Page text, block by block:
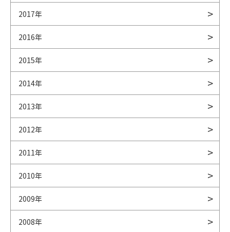
2017年
2016年
2015年
2014年
2013年
2012年
2011年
2010年
2009年
2008年